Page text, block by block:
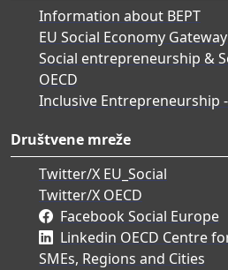
Information about BEPT
EU Social Economy Gateway
Social entrepreneurship &
OECD
Inclusive Entrepreneurship -
Društvene mreže
Twitter/X EU_Social
Twitter/X OECD
Facebook Social Europe
Linkedin OECD Centre
SMEs, Regions and Cities